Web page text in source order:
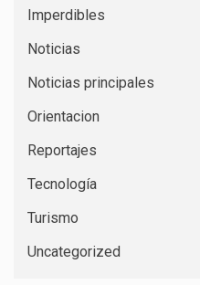
Imperdibles
Noticias
Noticias principales
Orientacion
Reportajes
Tecnología
Turismo
Uncategorized